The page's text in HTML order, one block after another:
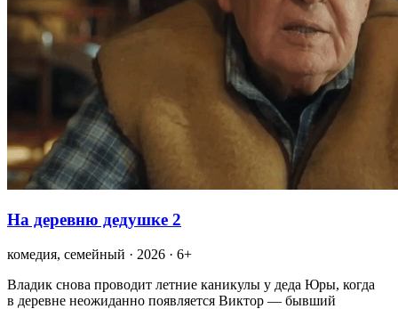
На деревню дедушке 2
комедия, семейный · 2026 · 6+
Владик снова проводит летние каникулы у деда Юры, когда
в деревне неожиданно появляется Виктор — бывший